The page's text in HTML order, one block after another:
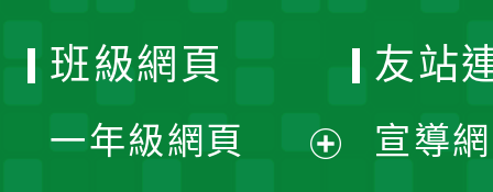
班級網頁
一年級網頁
友站
宣導